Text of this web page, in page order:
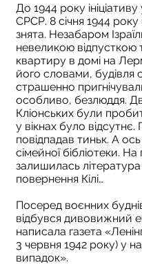
До 1944 року
СРСР. 8 січня 1944
знята. Незабаром
невеликою відпусткою
квартиру в домі на
його словами, будівля
страшенно
особливо, безлюддя.
Кліонських були
у вікнах було відсутнє.
повідпадав тиньк. А ось
сімейної бібліотеки.
залишилась література
повернення Кілі…
Посеред воєнних
відбувся дивовижний
написала газета
3 червня 1942 року) у
випадок».